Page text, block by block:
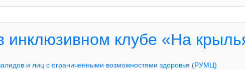
инклюзивном клубе «На
и лиц с ограниченными возможностями здоровья (РУМЦ)